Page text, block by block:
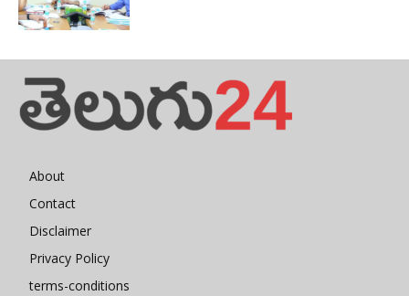
About
Contact
Disclaimer
Privacy Policy
terms-conditions